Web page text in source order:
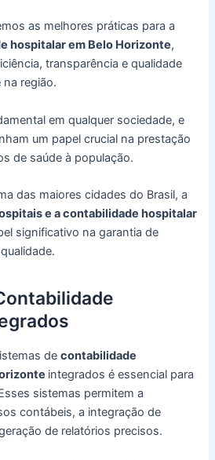
as melhores práticas para a
hospitalar em Belo Horizonte,
transparência e qualidade
região.
em qualquer sociedade, e
um papel crucial na prestação
de saúde à população.
das maiores cidades do Brasil, a
e a contabilidade hospitalar
significativo na garantia de
decontabilidade
integrados é essencial para
sistemas permitem a
contábeis, a integração de
de relatórios precisos.